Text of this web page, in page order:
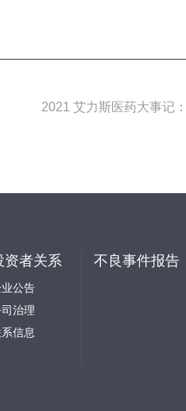
2021 艾力斯医药大事记
资者关系
公告
治理
信息
不良事件报告